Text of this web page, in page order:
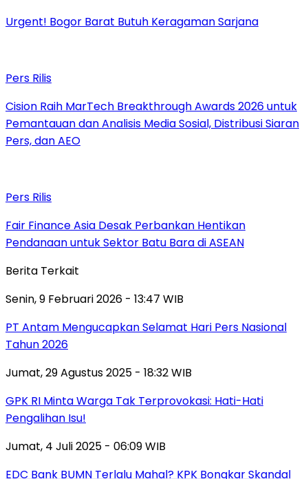
Urgent! Bogor Barat Butuh Keragaman Sarjana
Pers Rilis
Cision Raih MarTech Breakthrough Awards 2026 untuk
Pemantauan dan Analisis Media Sosial, Distribusi Siaran
Pers, dan AEO
Pers Rilis
Fair Finance Asia Desak Perbankan Hentikan
Pendanaan untuk Sektor Batu Bara di ASEAN
Berita Terkait
Senin, 9 Februari 2026 - 13:47 WIB
PT Antam Mengucapkan Selamat Hari Pers Nasional
Tahun 2026
Jumat, 29 Agustus 2025 - 18:32 WIB
GPK RI Minta Warga Tak Terprovokasi: Hati-Hati
Pengalihan Isu!
Jumat, 4 Juli 2025 - 06:09 WIB
EDC Bank BUMN Terlalu Mahal? KPK Bongkar Skandal